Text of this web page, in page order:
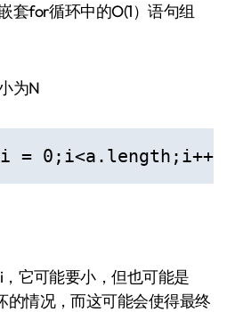
套for循环中的O(1）语句组
为N
= 0;i<a.length;i++)
它可能要小，但也可能是
的情况，而这可能会使得最终